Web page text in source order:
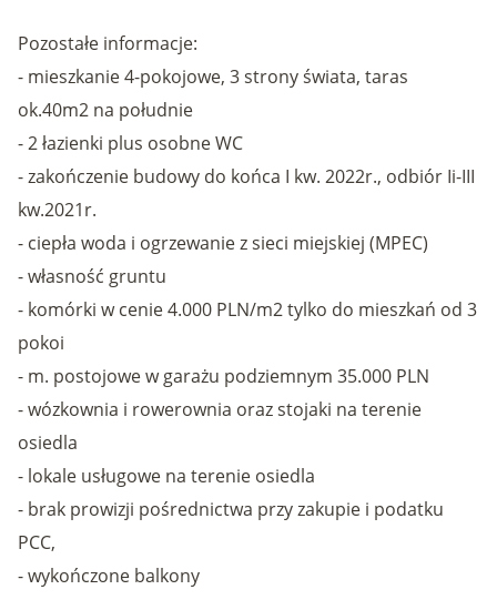
Pozostałe informacje:
- mieszkanie 4-pokojowe, 3 strony świata, taras
ok.40m2 na południe
- 2 łazienki plus osobne WC
- zakończenie budowy do końca I kw. 2022r., odbiór Ii-III
kw.2021r.
- ciepła woda i ogrzewanie z sieci miejskiej (MPEC)
- własność gruntu
- komórki w cenie 4.000 PLN/m2 tylko do mieszkań od 3
pokoi
- m. postojowe w garażu podziemnym 35.000 PLN
- wózkownia i rowerownia oraz stojaki na terenie
osiedla
- lokale usługowe na terenie osiedla
- brak prowizji pośrednictwa przy zakupie i podatku
PCC,
- wykończone balkony